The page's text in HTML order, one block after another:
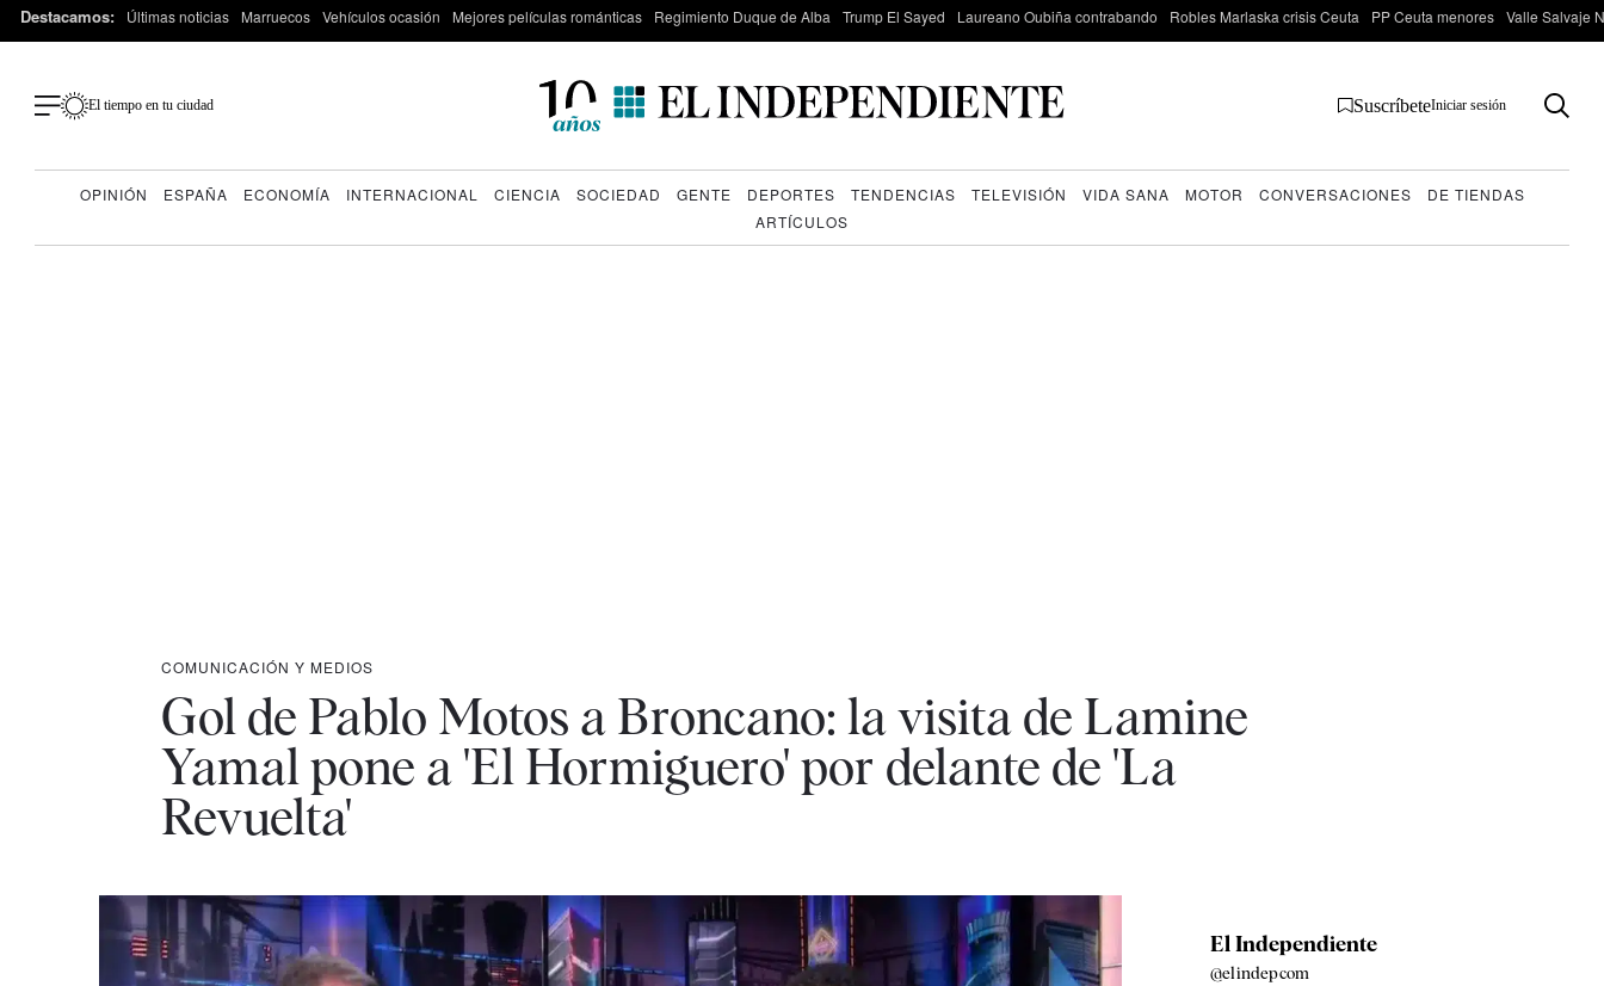
Destacamos: Últimas noticias Marruecos Vehículos ocasión Mejores películas románticas Regimiento Duque de Alba Trump El Sayed Laureano Oubiña contrabando Robles Marlaska crisis Ceuta PP Ceuta menores Valle Salvaje
El tiempo en tu ciudad SuscríbeteIniciar sesión
OPINIÓN ESPAÑA ECONOMÍA INTERNACIONAL CIENCIA SOCIEDAD GENTE DEPORTES TENDENCIAS TELEVISIÓN VIDA SANA MOTOR CONVERSACIONES
DE TIENDAS
ARTÍCULOS
COMUNICACIÓN Y MEDIOS
Gol de Pablo Motos a Broncano: la visita de Lamine
Yamal pone a 'El Hormiguero' por delante de 'La
Revuelta'
El Independiente
@elindepcom